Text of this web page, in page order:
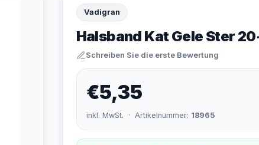
Vadigran
Halsband Kat Gele Ster
Schreiben Sie die erste Bewertung
€5,35
inkl. MwSt. · Artikelnummer: 18965